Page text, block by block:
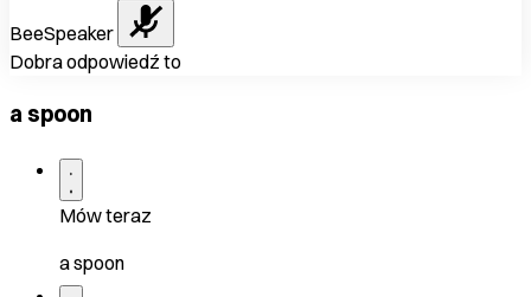
BeeSpeaker
Dobra odpowiedź to
a spoon
Mów teraz
a spoon